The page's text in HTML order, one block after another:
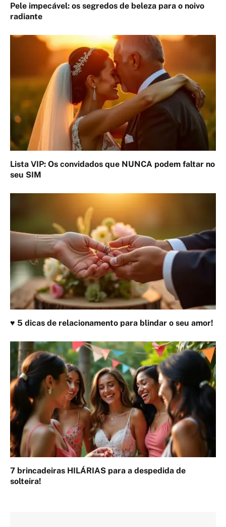
Pele impecável: os segredos de beleza para o noivo
radiante
Lista VIP: Os convidados que NUNCA podem faltar no
seu SIM
♥ 5 dicas de relacionamento para blindar o seu amor!
7 brincadeiras HILÁRIAS para a despedida de
solteira!